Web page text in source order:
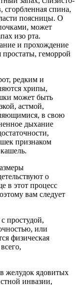
спина,
поясницы. О
может
изо рта.
и прохождение
геморрой
редким и
хрипы,
может быть
астмой,
в свою
дыхание
признаком
о
в этот процесс
вам следует
простудой,
или
физическая
желудок ядовитых
инвазии,